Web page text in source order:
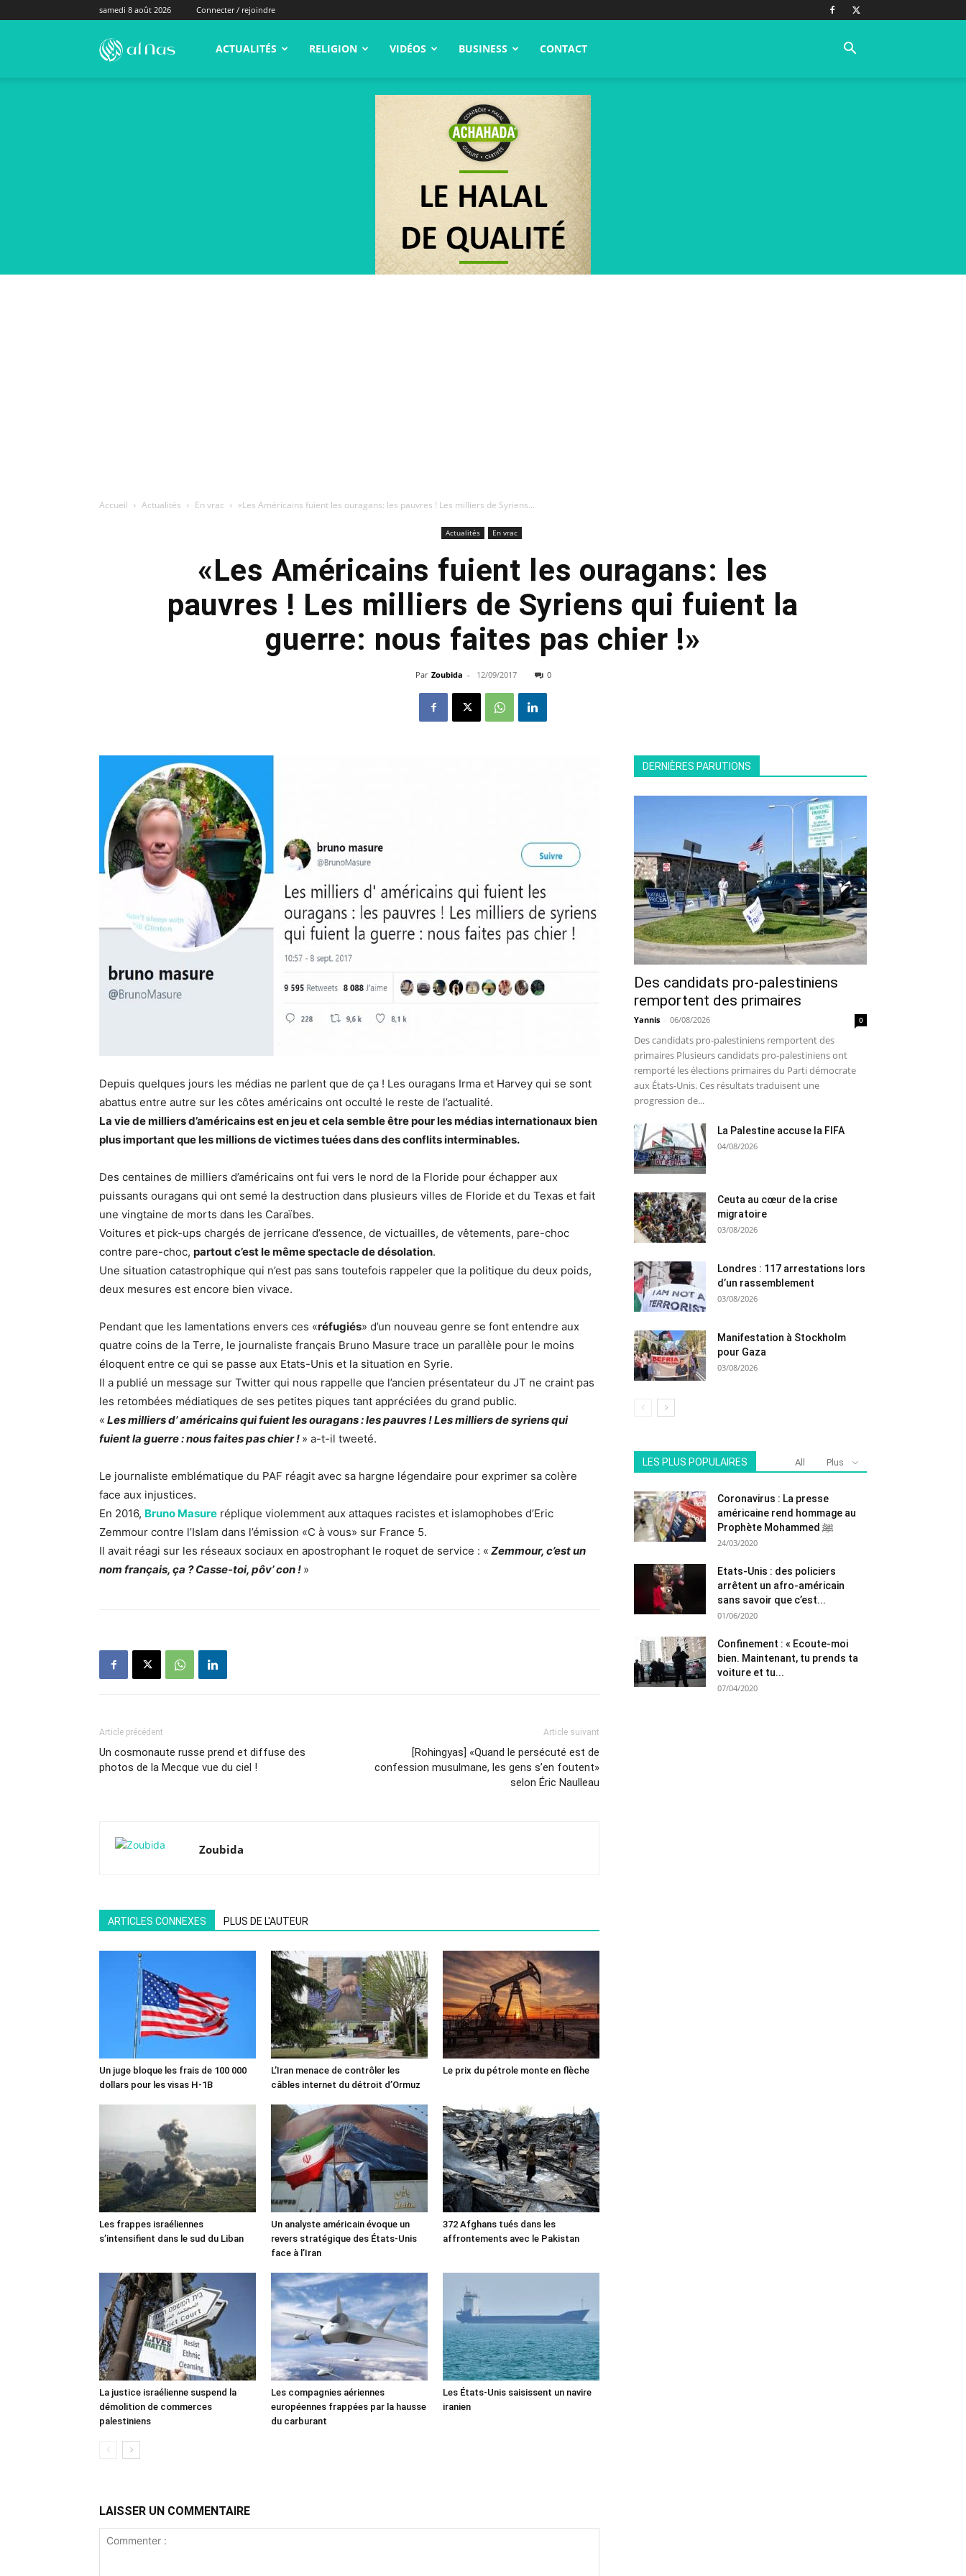
samedi 8 août 2026 Connecter / rejoindre
alNas.fr ACTUALITÉS RELIGION VIDÉOS BUSINESS CONTACT
Accueil Actualités En vrac «Les Américains fuient les ouragans: les pauvres ! Les milliers de Syriens...
Actualités En vrac
«Les Américains fuient les ouragans: les
pauvres ! Les milliers de Syriens qui fuient la
guerre: nous faites pas chier !»
Par Zoubida - 12/09/2017 0
Depuis quelques jours les médias ne parlent que de ça ! Les ouragans Irma et Harvey qui se sont
abattus entre autre sur les côtes américains ont occulté le reste de l’actualité.
La vie de milliers d’américains est en jeu et cela semble être pour les médias internationaux bien
plus important que les millions de victimes tuées dans des conflits interminables.
Des centaines de milliers d’américains ont fui vers le nord de la Floride pour échapper aux
puissants ouragans qui ont semé la destruction dans plusieurs villes de Floride et du Texas et fait
une vingtaine de morts dans les Caraïbes.
Voitures et pick-ups chargés de jerricane d’essence, de victuailles, de vêtements, pare-choc
contre pare-choc, partout c’est le même spectacle de désolation.
Une situation catastrophique qui n’est pas sans toutefois rappeler que la politique du deux poids,
deux mesures est encore bien vivace.
Pendant que les lamentations envers ces «réfugiés» d’un nouveau genre se font entendre aux
quatre coins de la Terre, le journaliste français Bruno Masure trace un parallèle pour le moins
éloquent entre ce qui se passe aux Etats-Unis et la situation en Syrie.
Il a publié un message sur Twitter qui nous rappelle que l’ancien présentateur du JT ne craint pas
les retombées médiatiques de ses petites piques tant appréciées du grand public.
« Les milliers d’ américains qui fuient les ouragans : les pauvres ! Les milliers de syriens qui
fuient la guerre : nous faites pas chier ! » a-t-il tweeté.
Le journaliste emblématique du PAF réagit avec sa hargne légendaire pour exprimer sa colère
face aux injustices.
En 2016, Bruno Masure réplique violemment aux attaques racistes et islamophobes d’Eric
Zemmour contre l’Islam dans l’émission «C à vous» sur France 5.
Il avait réagi sur les réseaux sociaux en apostrophant le roquet de service : « Zemmour, c’est un
nom français, ça ? Casse-toi, pôv’ con ! »
Article précédent
Un cosmonaute russe prend et diffuse des
photos de la Mecque vue du ciel !
Article suivant
[Rohingyas] «Quand le persécuté est de
confession musulmane, les gens s’en foutent»
selon Éric Naulleau
Zoubida
ARTICLES CONNEXES PLUS DE L'AUTEUR
Un juge bloque les frais de 100 000
dollars pour les visas H-1B
L’Iran menace de contrôler les
câbles internet du détroit d’Ormuz
Le prix du pétrole monte en flèche
Les frappes israéliennes
s’intensifient dans le sud du Liban
Un analyste américain évoque un
revers stratégique des États-Unis
face à l’Iran
372 Afghans tués dans les
affrontements avec le Pakistan
La justice israélienne suspend la
démolition de commerces
palestiniens
Les compagnies aériennes
européennes frappées par la hausse
du carburant
Les États-Unis saisissent un navire
iranien
LAISSER UN COMMENTAIRE
DERNIÈRES PARUTIONS
Des candidats pro-palestiniens
remportent des primaires
Yannis - 06/08/2026 0
Des candidats pro-palestiniens remportent des
primaires Plusieurs candidats pro-palestiniens ont
remporté les élections primaires du Parti démocrate
aux États-Unis. Ces résultats traduisent une
progression de...
La Palestine accuse la FIFA
04/08/2026
Ceuta au cœur de la crise
migratoire
03/08/2026
Londres : 117 arrestations lors
d’un rassemblement
03/08/2026
Manifestation à Stockholm
pour Gaza
03/08/2026
LES PLUS POPULAIRES All Plus
Coronavirus : La presse
américaine rend hommage au
Prophète Mohammed ﷺ
24/03/2020
Etats-Unis : des policiers
arrêtent un afro-américain
sans savoir que c’est...
01/06/2020
Confinement : « Ecoute-moi
bien. Maintenant, tu prends ta
voiture et tu...
07/04/2020